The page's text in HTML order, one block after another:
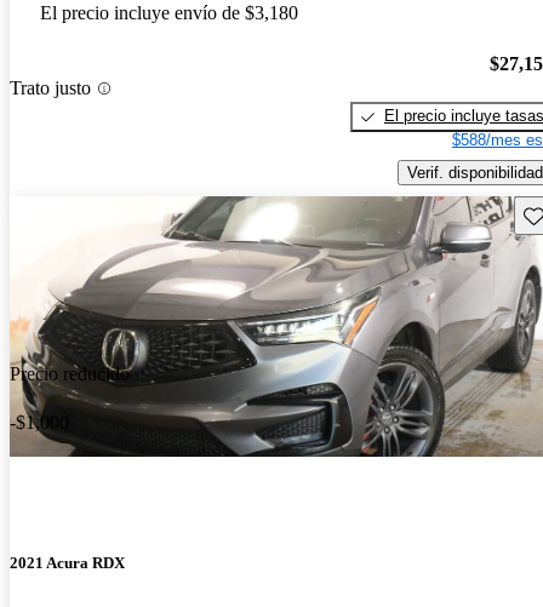
El precio incluye envío de $3,180
Trato justo
El precio incluye tasas
$588/mes
Verif. disponibilidad
Precio reducido
-$1,000
2021 Acura RDX